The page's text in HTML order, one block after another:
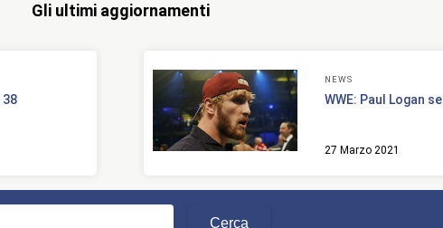
Gli ultimi aggiornamenti
38
NEWS
WWE: Paul Logan
27 Marzo 2021